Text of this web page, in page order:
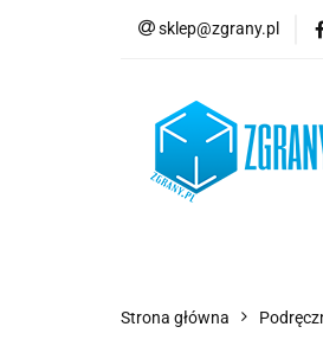
sklep@zgrany.pl
Strona główna